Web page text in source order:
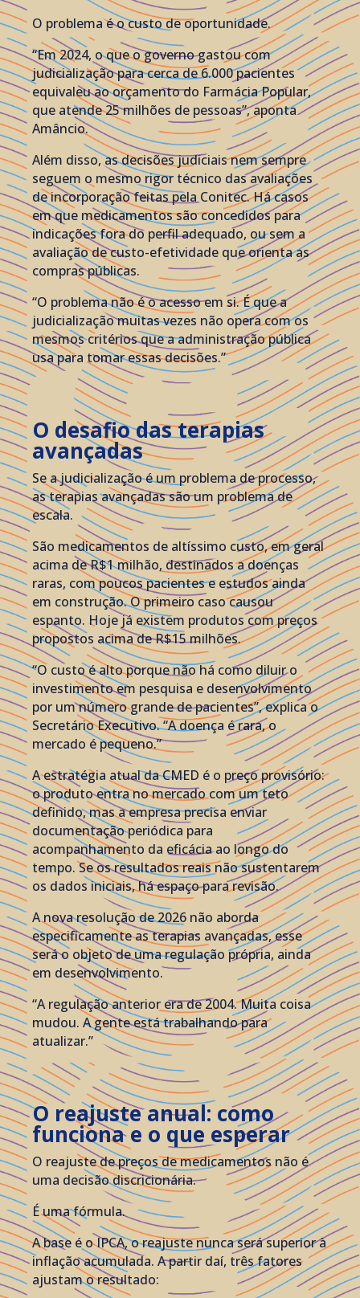
O problema é o custo de oportunidade.
“Em 2024, o que o governo gastou com
judicialização para cerca de 6.000 pacientes
equivaleu ao orçamento do Farmácia Popular,
que atende 25 milhões de pessoas”, aponta
Amâncio.
Além disso, as decisões judiciais nem sempre
seguem o mesmo rigor técnico das avaliações
de incorporação feitas pela Conitec. Há casos
em que medicamentos são concedidos para
indicações fora do perfil adequado, ou sem a
avaliação de custo-efetividade que orienta as
compras públicas.
“O problema não é o acesso em si. É que a
judicialização muitas vezes não opera com os
mesmos critérios que a administração pública
usa para tomar essas decisões.”
O desafio das terapias
avançadas
Se a judicialização é um problema de processo,
as terapias avançadas são um problema de
escala.
São medicamentos de altíssimo custo, em geral
acima de R$1 milhão, destinados a doenças
raras, com poucos pacientes e estudos ainda
em construção. O primeiro caso causou
espanto. Hoje já existem produtos com preços
propostos acima de R$15 milhões.
“O custo é alto porque não há como diluir o
investimento em pesquisa e desenvolvimento
por um número grande de pacientes”, explica o
Secretário Executivo. “A doença é rara, o
mercado é pequeno.”
A estratégia atual da CMED é o preço provisório:
o produto entra no mercado com um teto
definido, mas a empresa precisa enviar
documentação periódica para
acompanhamento da eficácia ao longo do
tempo. Se os resultados reais não sustentarem
os dados iniciais, há espaço para revisão.
A nova resolução de 2026 não aborda
especificamente as terapias avançadas, esse
será o objeto de uma regulação própria, ainda
em desenvolvimento.
“A regulação anterior era de 2004. Muita coisa
mudou. A gente está trabalhando para
atualizar.”
O reajuste anual: como
funciona e o que esperar
O reajuste de preços de medicamentos não é
uma decisão discricionária.
É uma fórmula.
A base é o IPCA, o reajuste nunca será superior à
inflação acumulada. A partir daí, três fatores
ajustam o resultado: